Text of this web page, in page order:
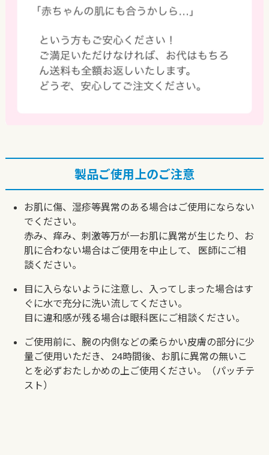
製品ご使用上のご注意
お肌に傷、湿疹等異常のある場合はご使用にならない
でください。
赤み、痒み、刺激等万が一お肌に異常が生じたり、お
肌に合わない場合はご使用を中止して、
医師にご相
談ください。
目に入らないように注意し、入ってしまった場合はす
ぐに水で充分に洗い流してください。
目に違和感が残る場合は眼科医にご相談ください。
ご使用前に、腕の内側などの柔らかい皮膚の部分に少
量ご使用いただき、
24時間後、お肌に異常の無いこ
とを必ずおたしかめの上ご使用ください。（パッチテ
スト）